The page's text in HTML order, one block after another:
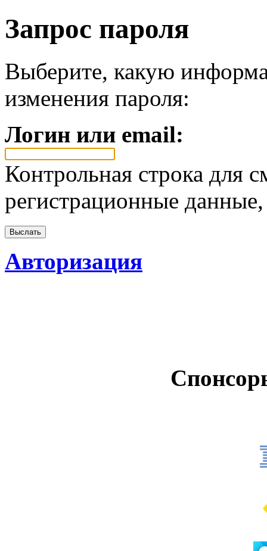
Запрос пароля
Выберите, какую
изменения пароля:
Логин или email:
Контрольная строка для
регистрационные
Авторизация